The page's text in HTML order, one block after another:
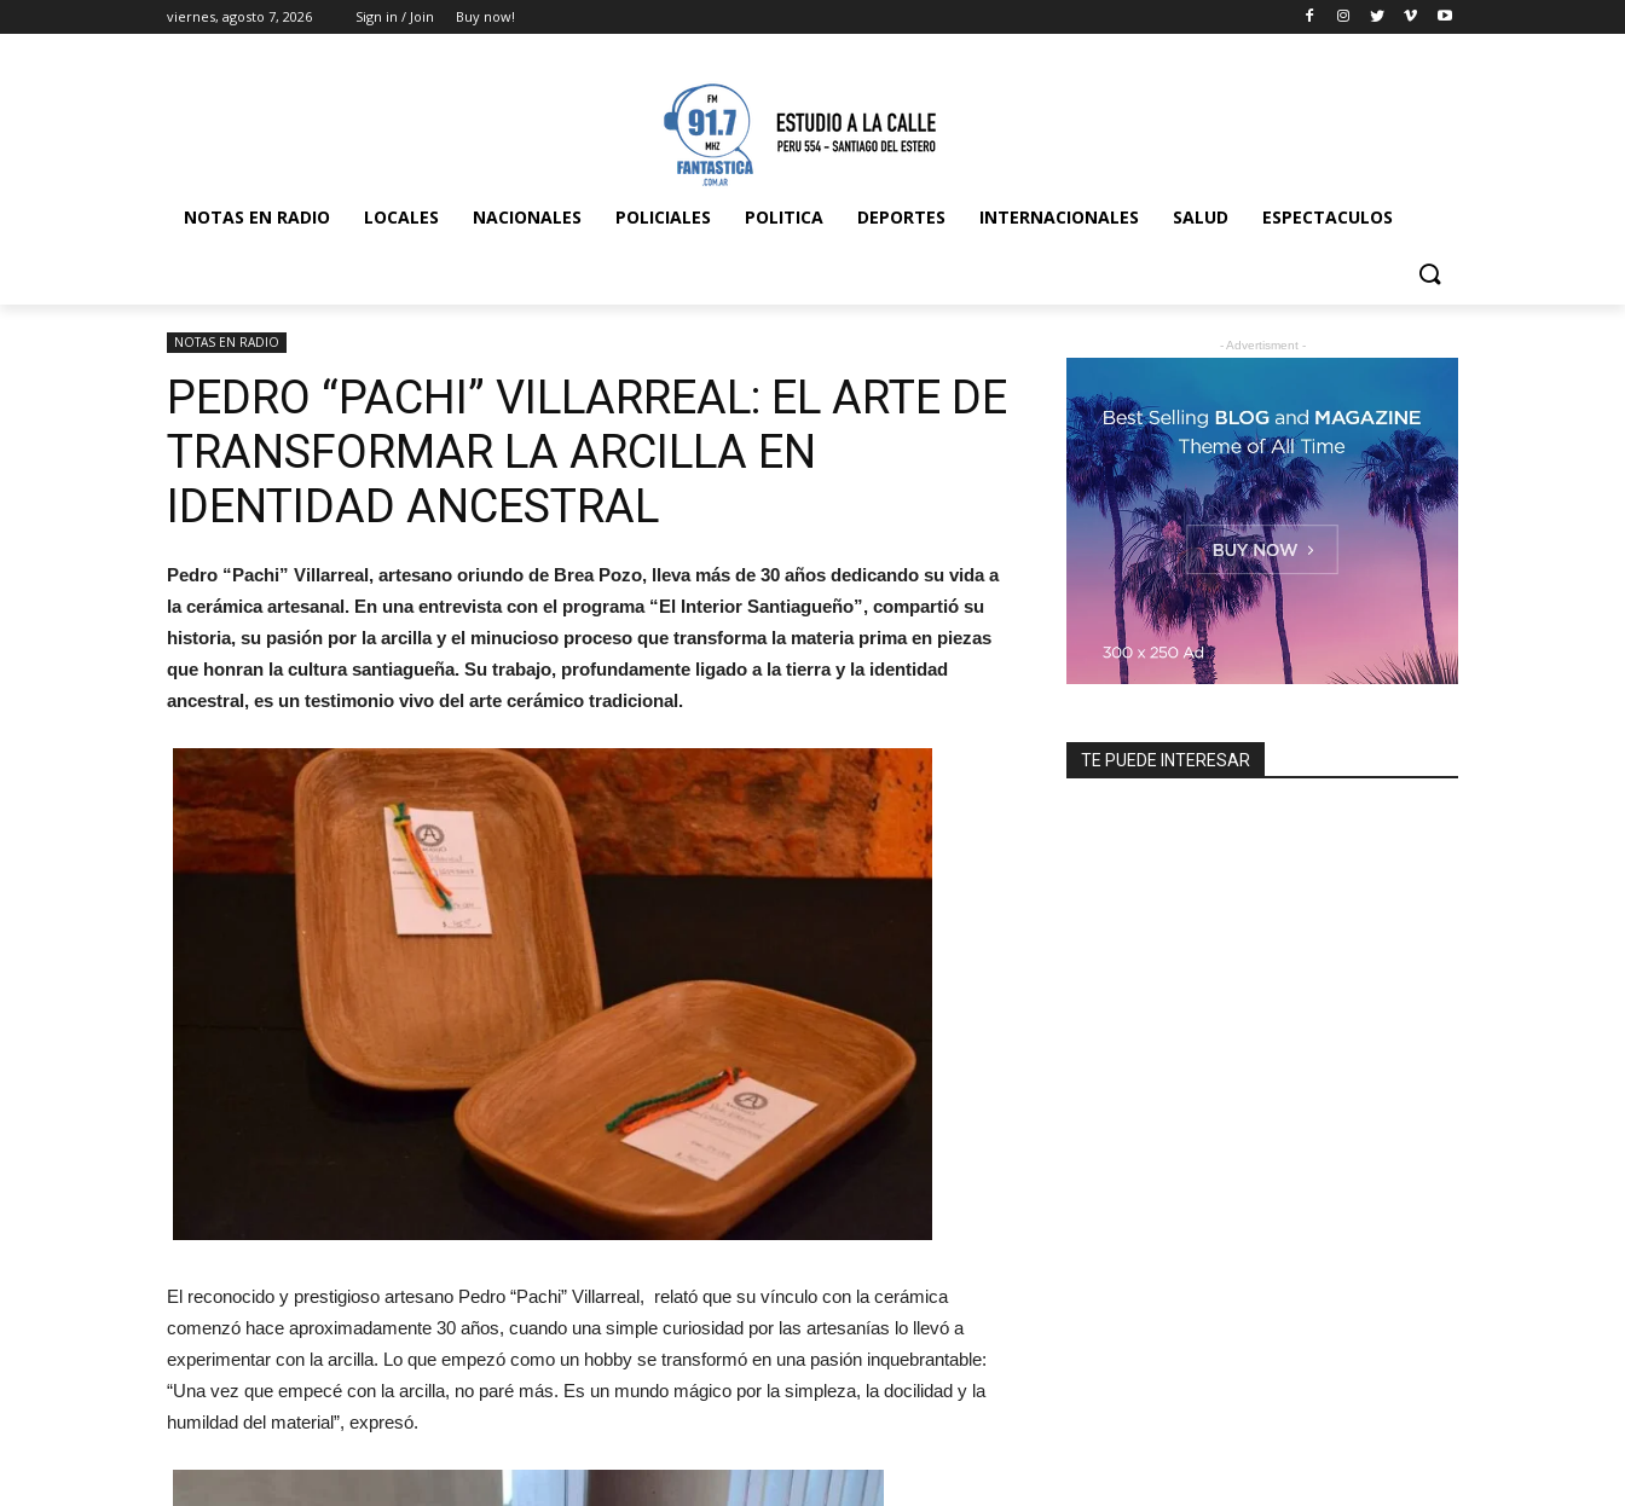
viernes, agosto 7, 2026 Sign in / Join Buy now!
NOTAS EN RADIO LOCALES NACIONALES POLICIALES POLITICA DEPORTES INTERNACIONALES SALUD ESPECTACULOS
NOTAS EN RADIO
PEDRO “PACHI” VILLARREAL: EL ARTE DE
TRANSFORMAR LA ARCILLA EN
IDENTIDAD ANCESTRAL
Pedro “Pachi” Villarreal, artesano oriundo de Brea Pozo, lleva más de 30 años dedicando su vida a
la cerámica artesanal. En una entrevista con el programa “El Interior Santiagueño”, compartió su
historia, su pasión por la arcilla y el minucioso proceso que transforma la materia prima en piezas
que honran la cultura santiagueña. Su trabajo, profundamente ligado a la tierra y la identidad
ancestral, es un testimonio vivo del arte cerámico tradicional.
El reconocido y prestigioso artesano Pedro “Pachi” Villarreal, relató que su vínculo con la cerámica
comenzó hace aproximadamente 30 años, cuando una simple curiosidad por las artesanías lo llevó a
experimentar con la arcilla. Lo que empezó como un hobby se transformó en una pasión inquebrantable:
“Una vez que empecé con la arcilla, no paré más. Es un mundo mágico por la simpleza, la docilidad y la
humildad del material”, expresó.
- Advertisment -
TE PUEDE INTERESAR